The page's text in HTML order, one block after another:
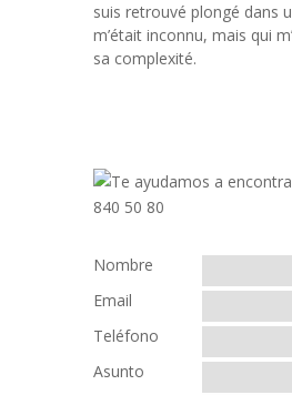
suis retrouvé plongé dans
m’était inconnu, mais qui
sa complexité.
Nombre
Email
Teléfono
Asunto